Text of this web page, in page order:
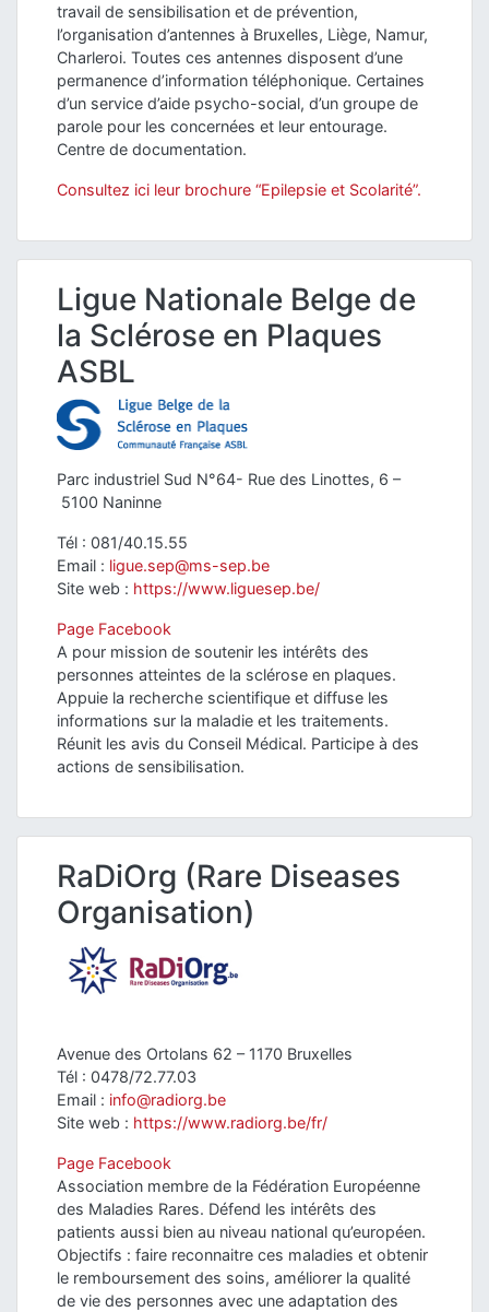
travail de sensibilisation et de prévention,
l’organisation d’antennes à Bruxelles, Liège, Namur,
Charleroi. Toutes ces antennes disposent d’une
permanence d’information téléphonique. Certaines
d’un service d’aide psycho-social, d’un groupe de
parole pour les concernées et leur entourage.
Centre de documentation.
Consultez ici leur brochure “Epilepsie et Scolarité”.
Ligue Nationale Belge de
la Sclérose en Plaques
ASBL
Parc industriel Sud N°64- Rue des Linottes, 6 –
5100 Naninne
Tél : 081/40.15.55
Email : ligue.sep@ms-sep.be
Site web : https://www.liguesep.be/
Page Facebook
A pour mission de soutenir les intérêts des
personnes atteintes de la sclérose en plaques.
Appuie la recherche scientifique et diffuse les
informations sur la maladie et les traitements.
Réunit les avis du Conseil Médical. Participe à des
actions de sensibilisation.
RaDiOrg (Rare Diseases
Organisation)
Avenue des Ortolans 62 – 1170 Bruxelles
Tél : 0478/72.77.03
Email : info@radiorg.be
Site web : https://www.radiorg.be/fr/
Page Facebook
Association membre de la Fédération Européenne
des Maladies Rares. Défend les intérêts des
patients aussi bien au niveau national qu’européen.
Objectifs : faire reconnaitre ces maladies et obtenir
le remboursement des soins, améliorer la qualité
de vie des personnes avec une adaptation des